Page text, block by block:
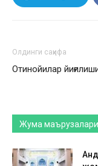
Олдинги саҳифа
Отинойилар
Жума маърузалари